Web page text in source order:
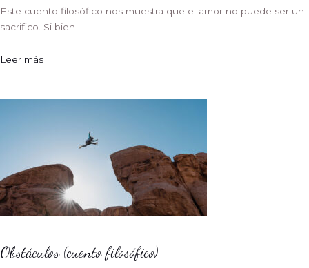
Este cuento filosófico nos muestra que el amor no puede ser un
sacrifico. Si bien
Leer más
Obstáculos (cuento filosófico)